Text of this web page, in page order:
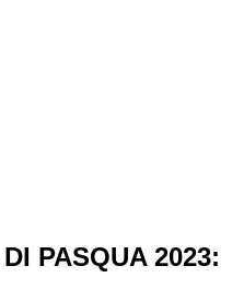
PASQUA 2023: